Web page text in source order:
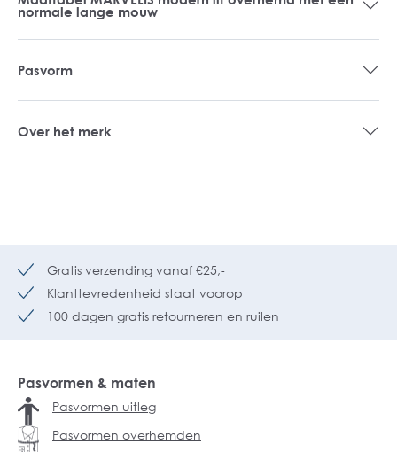
normale lange mouw
Pasvorm
Over het merk
Gratis verzending vanaf €25,-
Klanttevredenheid staat voorop
100 dagen gratis retourneren en ruilen
Pasvormen & maten
Pasvormen uitleg
Pasvormen overhemden